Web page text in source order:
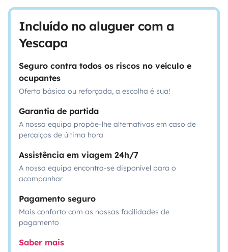
Incluído no aluguer com a
Yescapa
Seguro contra todos os riscos no veículo e
ocupantes
Oferta básica ou reforçada, a escolha é sua!
Garantia de partida
A nossa equipa propõe-lhe alternativas em caso de
percalços de última hora
Assistência em viagem 24h/7
A nossa equipa encontra-se disponível para o
acompanhar
Pagamento seguro
Mais conforto com as nossas facilidades de
pagamento
Saber mais